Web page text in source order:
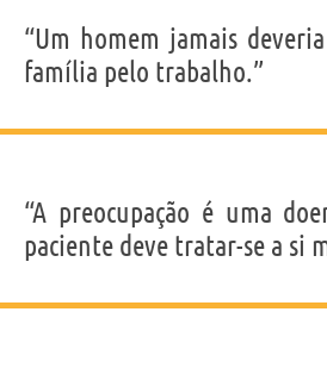
“Um homem jamais
família pelo trabalho.”
“A preocupação é uma
paciente deve tratar-se a si